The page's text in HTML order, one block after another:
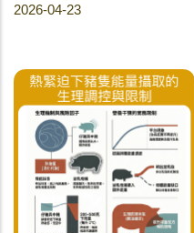
2026-04-23